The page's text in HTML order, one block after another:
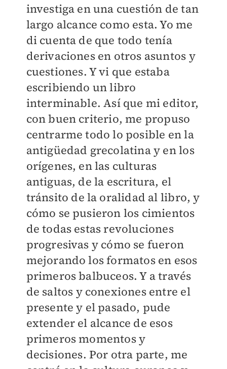
investiga en una cuestión de tan
largo alcance como esta. Yo me
di cuenta de que todo tenía
derivaciones en otros asuntos y
cuestiones. Y vi que estaba
escribiendo un libro
interminable. Así que mi editor,
con buen criterio, me propuso
centrarme todo lo posible en la
antigüedad grecolatina y en los
orígenes, en las culturas
antiguas, de la escritura, el
tránsito de la oralidad al libro, y
cómo se pusieron los cimientos
de todas estas revoluciones
progresivas y cómo se fueron
mejorando los formatos en esos
primeros balbuceos. Y a través
de saltos y conexiones entre el
presente y el pasado, pude
extender el alcance de esos
primeros momentos y
decisiones. Por otra parte, me